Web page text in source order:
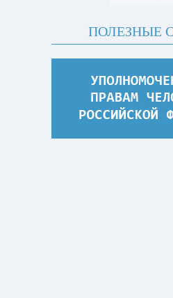
ПОЛЕЗНЫЕ